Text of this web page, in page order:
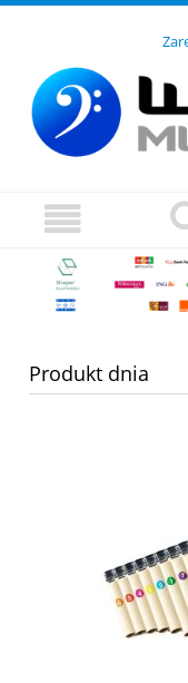
Produkt dnia